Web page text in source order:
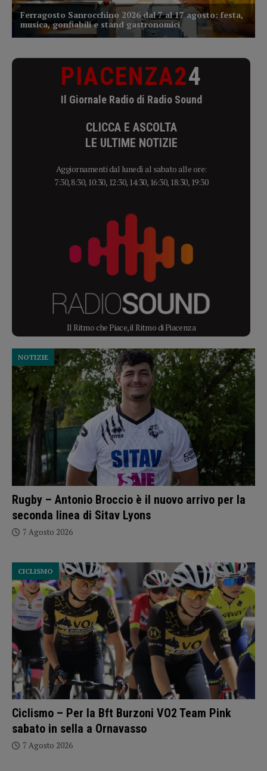
PIACENZA24
Il Giornale Radio di Radio Sound
CLICCA E ASCOLTA
LE ULTIME NOTIZIE
Aggiornamenti dal lunedì al sabato alle ore:
7:30, 8:30, 10:30, 12:30, 14:30, 16:30, 18:30, 19:30
Il Ritmo che Piace, il Ritmo di Piacenza
Rugby – Antonio Broccio è il nuovo arrivo per la
seconda linea di Sitav Lyons
NOTIZIE
7 Agosto 2026
Ciclismo – Per la Bft Burzoni VO2 Team Pink
sabato in sella a Ornavasso
CICLISMO
7 Agosto 2026